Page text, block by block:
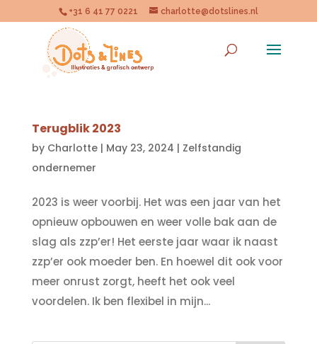
+31 6 41 77 0221 charlotte@dotslines.nl
Terugblik 2023
by Charlotte| May 23, 2024 | Zelfstandig
ondernemer
2023 is weer voorbij. Het was een jaar van het
opnieuw opbouwen en weer volle bak aan de
slag als zzp’er! Het eerste jaar waar ik naast
zzp’er ook moeder ben. En hoewel dit ook voor
meer onrust zorgt, heeft het ook veel
voordelen. Ik ben flexibel in mijn...